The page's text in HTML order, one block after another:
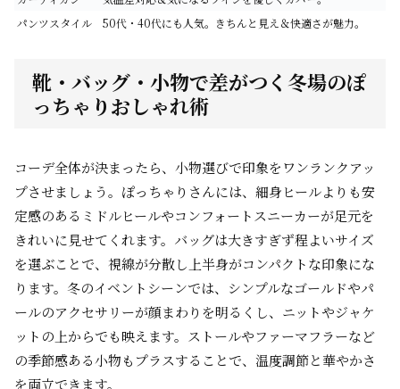
パンツスタイル
50代・40代にも人気。きちんと見え＆快適さが魅力。
靴・バッグ・小物で差がつく冬場のぽ
っちゃりおしゃれ術
コーデ全体が決まったら、小物選びで印象をワンランクアッ
プさせましょう。ぽっちゃりさんには、細身ヒールよりも安
定感のあるミドルヒールやコンフォートスニーカーが足元を
きれいに見せてくれます。バッグは大きすぎず程よいサイズ
を選ぶことで、視線が分散し上半身がコンパクトな印象にな
ります。冬のイベントシーンでは、シンプルなゴールドやパ
ールのアクセサリーが顔まわりを明るくし、ニットやジャケ
ットの上からでも映えます。ストールやファーマフラーなど
の季節感ある小物もプラスすることで、温度調節と華やかさ
を両立できます。